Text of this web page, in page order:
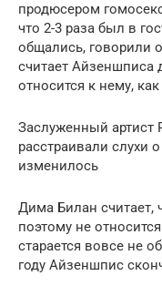
продюсером
что 2-3 раза был в
общались, говорили
считает Айзеншписа
относится к нему,
Заслуженный артист
расстраивали слухи
изменилось
Дима Билан считает,
поэтому не
старается вовсе не
году Айзеншпис